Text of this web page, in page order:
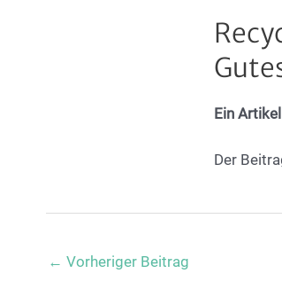
Ein
Der
Post
← Vorheriger Beitrag